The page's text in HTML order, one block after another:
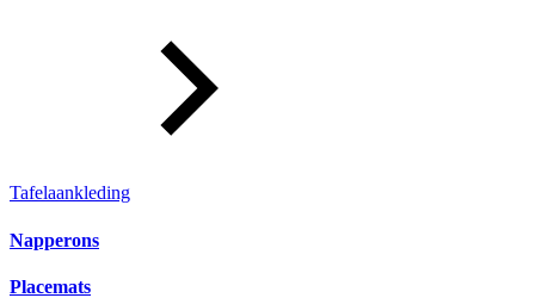
Tafelaankleding
Napperons
Placemats